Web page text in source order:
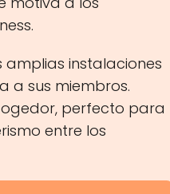
instalaciones
a sus miembros.
perfecto para
entre los